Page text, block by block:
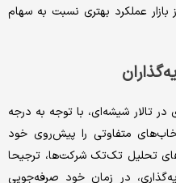
عملکرد بهتری نسبت به سهام
در تالار شیشه‌‌‌ای، با توجه به درجه
متفاوتی را پیش‌روی خود
تحلیل تک‌‌‌تک شرکت‌ها، ترجیحا
در زمان خود صرفه‌‌‌جویی